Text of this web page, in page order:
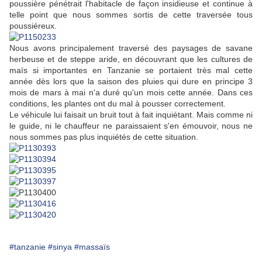
poussière pénétrait l'habitacle de façon insidieuse et continue à
telle point que nous sommes sortis de cette traversée tous
poussiéreux.
Nous avons principalement traversé des paysages de savane
herbeuse et de steppe aride, en découvrant que les cultures de
maïs si importantes en Tanzanie se portaient très mal cette
année dès lors que la saison des pluies qui dure en principe 3
mois de mars à mai n'a duré qu'un mois cette année. Dans ces
conditions, les plantes ont du mal à pousser correctement.
Le véhicule lui faisait un bruit tout à fait inquiétant. Mais comme ni
le guide, ni le chauffeur ne paraissaient s'en émouvoir, nous ne
nous sommes pas plus inquiétés de cette situation.
#tanzanie #sinya #massaïs